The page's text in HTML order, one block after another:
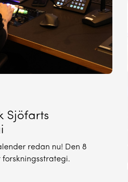
Sjöfarts
redan nu! Den 8